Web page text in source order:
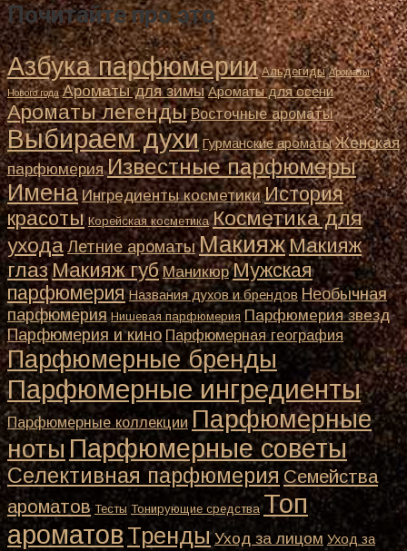
Почитайте про это
Азбука парфюмерии Альдегиды Ароматы
Нового года Ароматы для зимы Ароматы для осени
Ароматы легенды Восточные ароматы
Выбираем духи Гурманские ароматы Женская
парфюмерия Известные парфюмеры
Имена Ингредиенты косметики История
красоты Корейская косметика Косметика для
уходаЛетние ароматыМакияжМакияж
глазМакияж губ Маникюр Мужская
парфюмерия Названия духов и брендов Необычная
парфюмерия Нишевая парфюмерия Парфюмерия звезд
Парфюмерия и кино Парфюмерная география
Парфюмерные бренды
Парфюмерные ингредиенты
Парфюмерные коллекции Парфюмерные
ноты Парфюмерные советы
Селективная парфюмерия Семейства
ароматов Тесты Тонирующие средства Топ
ароматовТренды Уход за лицом Уход за